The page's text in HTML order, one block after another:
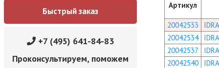
Быстрый заказ
+7 (495) 641-84-83
Проконсультируем, поможем
Артикул
20042533
20042534
20042537
20042540